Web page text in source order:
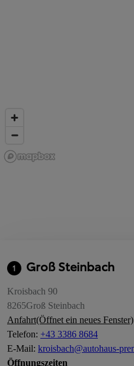
1 Groß Steinbach
Kroisbach 90
8265Groß Steinbach
Anfahrt(Öffnet ein neues Fenster)
Telefon: +43 3386 8684
E-Mail: kroisbach@autohaus-
Öffnungszeiten